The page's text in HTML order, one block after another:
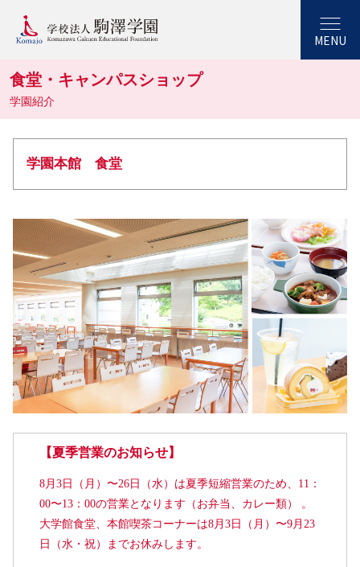
MENU
食堂・キャンパスショップ
学園紹介
学園本館 食堂
【夏季営業のお知らせ】
8月3日（月）〜26日（水）は夏季短縮営業のため、11：
00〜13：00の営業となります（お弁当、カレー類） 。
⼤学館⾷堂、本館喫茶コーナーは8月3日（月）〜9月23
日（水・祝）までお休みします。